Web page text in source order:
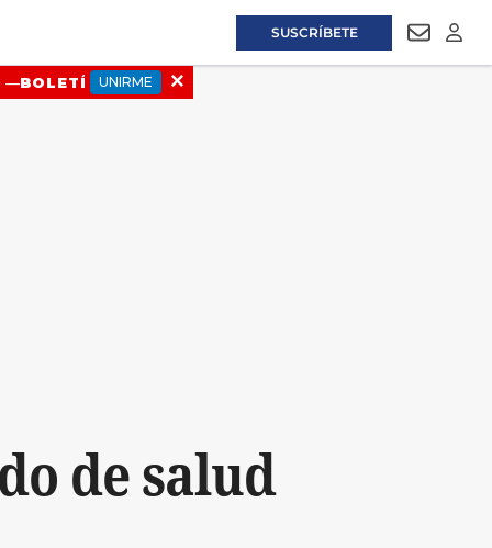
SUSCRÍBETE
de salud